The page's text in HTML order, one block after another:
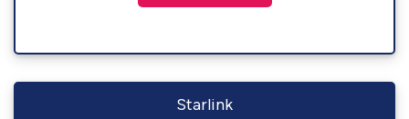
Starlink